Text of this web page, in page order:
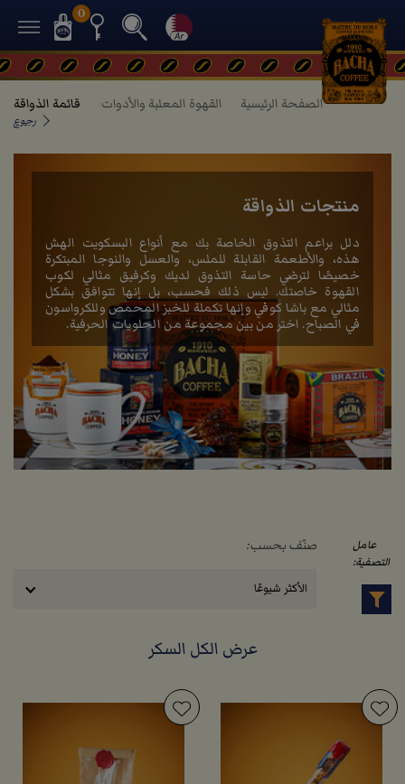
0
الصفحة الرئيسية القهوة المعلبة والأدوات قائمة الذواقة
رجوع
منتجات الذواقة
دلل براعم التذوق الخاصة بك مع أنواع البسكويت الهش
هذه، والأطعمة القابلة للملس، والعسل والنوجا المبتكرة
خصيصًا لترضي حاسة التذوق لديك وكرفيق مثالي لكوب
القهوة خاصتك. ليس ذلك فحسب، بل إنها تتوافق بشكل
مثالي مع باشا كوفي وإنها تكملة للخبز المحمص وللكرواسون
في الصباح. اختر من بين مجموعة من الحلويات الحرفية.
عرض الكل السكر
عامل
التصفية:
صنّف بحسب:
الأكثر شيوعًا